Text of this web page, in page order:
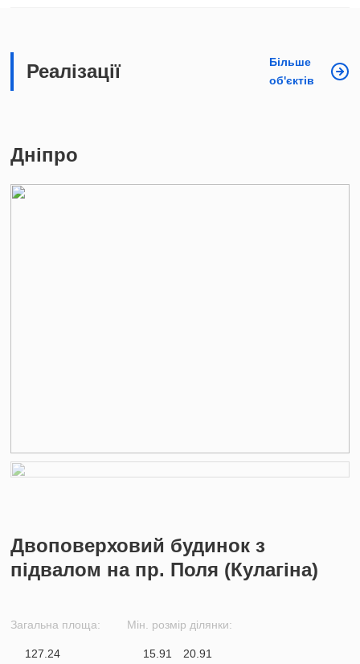
Реалізації
Більше
об'єктів
Дніпро
Двоповерховий будинок з
підвалом на пр. Поля (Кулагіна)
Загальна площа:
127.24
Мін. розмір ділянки:
15.91 20.91